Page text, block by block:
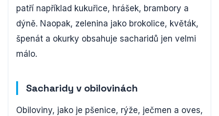
patří například kukuřice, hrášek, brambory a
dýně. Naopak, zelenina jako brokolice, květák,
špenát a okurky obsahuje sacharidů jen velmi
málo.
Sacharidy v obilovinách
Obiloviny, jako je pšenice, rýže, ječmen a oves,